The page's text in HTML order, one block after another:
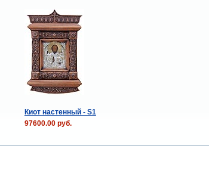
Киот настенный - S1
97600.00 руб.